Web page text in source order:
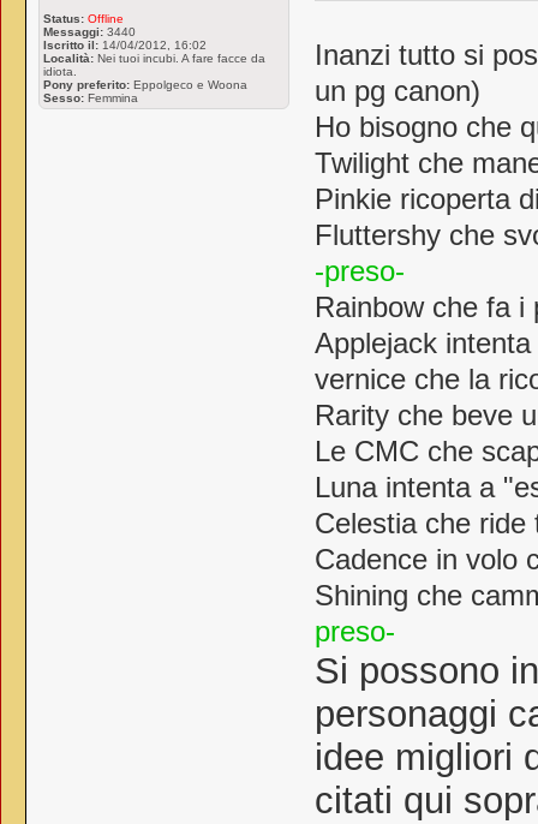
Inanzi tutto si
un pg canon)
Ho bisogno che
Twilight che
Pinkie ricoperta
Fluttershy che
-preso-
Rainbow che fa
Applejack
vernice che la
Rarity che beve
Le CMC che
Luna intenta a
Celestia che
Cadence in volo
Shining che
preso-
Si possono
personaggi
idee migliori
citati qui
Status: Offline
Messaggi: 3440
Iscritto il: 14/04/2012, 16:02
Località: Nei tuoi incubi. A fare facce da
idiota.
Pony preferito: Eppolgeco e Woona
Sesso: Femmina